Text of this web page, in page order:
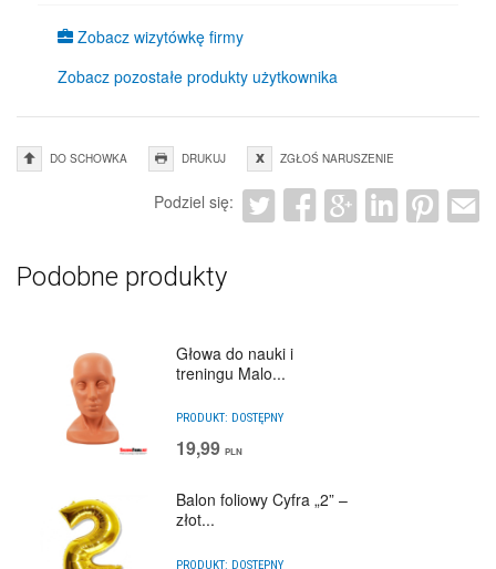
Zobacz wizytówkę firmy
Zobacz pozostałe produkty użytkownika
DO SCHOWKA DRUKUJ ZGŁOŚ NARUSZENIE
Podziel się:
Podobne produkty
Głowa do nauki i
treningu Malo...
PRODUKT: DOSTĘPNY
19,99 PLN
Balon foliowy Cyfra „2” –
złot...
PRODUKT: DOSTĘPNY